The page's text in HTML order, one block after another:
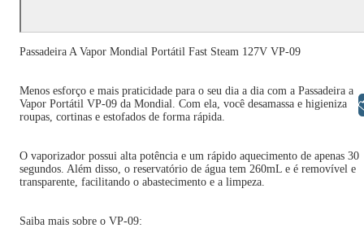
Passadeira A Vapor Mondial Portátil Fast Steam 127V VP-09
Menos esforço e mais praticidade para o seu dia a dia com a Passadeira a
Vapor Portátil VP-09 da Mondial. Com ela, você desamassa e higieniza
roupas, cortinas e estofados de forma rápida.
O vaporizador possui alta potência e um rápido aquecimento de apenas 30
segundos. Além disso, o reservatório de água tem 260mL e é removível e
transparente, facilitando o abastecimento e a limpeza.
Saiba mais sobre o VP-09:
Libras